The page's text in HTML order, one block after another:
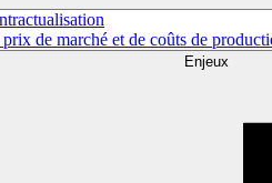
de marché et de coûts de
Enjeux